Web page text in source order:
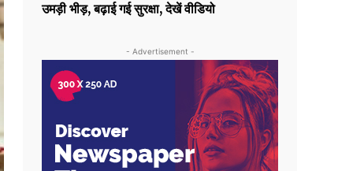
उमड़ी भीड़, बढ़ाई गई सुरक्षा, देखें वीडियो
- Advertisement -